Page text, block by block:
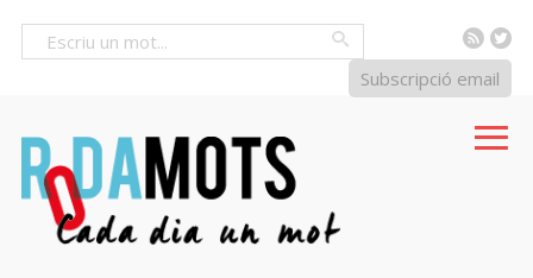
RSS
Subscripció email